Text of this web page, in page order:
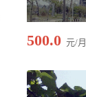
500.0 元/月